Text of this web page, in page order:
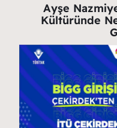
Ayşe
Kültüründe